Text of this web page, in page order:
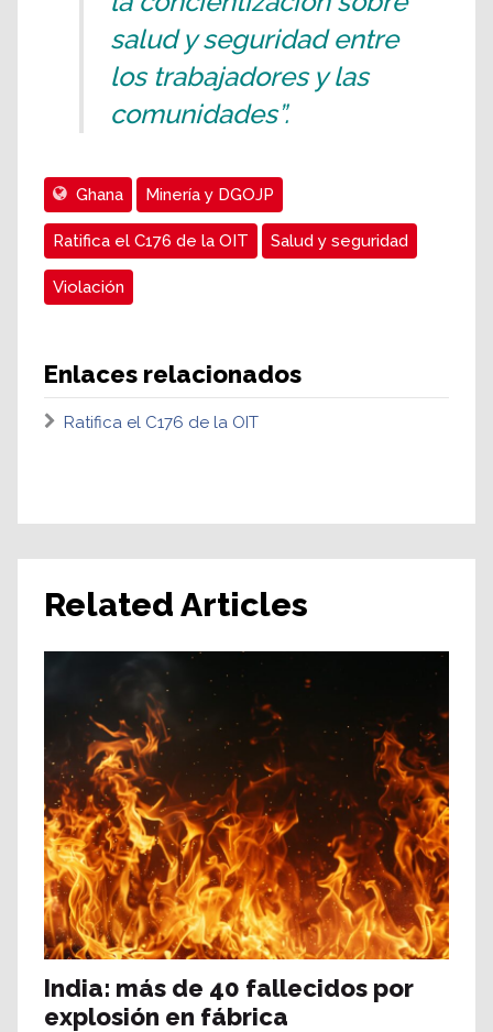
salud y seguridad entre
los trabajadores y las
comunidades”.
Ghana Minería y DGOJP
Ratifica el C176 de la OIT Salud y seguridad
Violación
Enlaces relacionados
Ratifica el C176 de la OIT
Related Articles
India: más de 40 fallecidos por
explosión en fábrica